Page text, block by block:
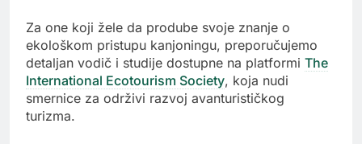
Za one koji žele da prodube svoje znanje o
ekološkom pristupu kanjoningu, preporučujemo
detaljan vodič i studije dostupne na platformi The
International Ecotourism Society, koja nudi
smernice za održivi razvoj avanturističkog
turizma.